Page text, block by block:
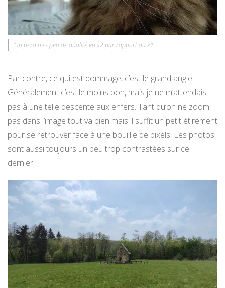
On perd très peu de qualité en x2 par rapport au x1
Par contre, ce qui est dommage, c’est le grand angle.
Généralement c’est le moins bon, mais je ne m’attendais
pas à une telle descente aux enfers. Tant qu’on ne zoom
pas dans l’image tout va bien mais il suffit un petit étirement
pour se retrouver face à une bouillie de pixels. Les photos
sont aussi toujours un peu trop contrastées sur ce
dernier.